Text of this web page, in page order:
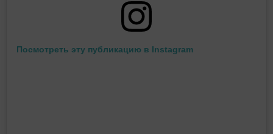
Посмотреть эту публикацию в Instagram